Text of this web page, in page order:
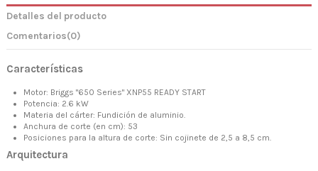
Detalles del producto
Comentarios(0)
Características
Motor: Briggs "650 Series" XNP55 READY START
Potencia: 2.6 kW
Materia del cárter: Fundición de aluminio.
Anchura de corte (en cm): 53
Posiciones para la altura de corte: Sin cojinete de 2,5 a 8,5 cm.
Arquitectura